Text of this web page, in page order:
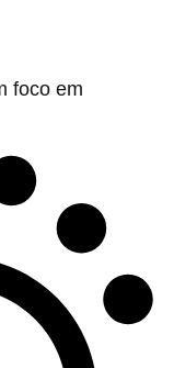
foco em